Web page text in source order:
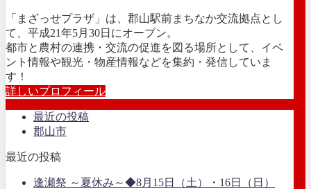
「まざっせプラザ」は、郡山駅前まちなか交流拠点とし
て、平成21年5月30日にオープン。
都市と農村の連携・交流の促進を図る場所として、イベ
ント情報や観光・物産情報などを集約・発信していま
す！
詳しいプロフィール
最近の投稿
郡山市
最近の投稿
逢瀬祭 ～夏休み～◆8月15日（土）・16日（日）